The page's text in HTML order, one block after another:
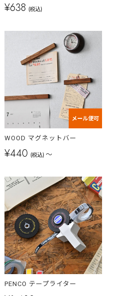
¥638 (税込)
メール便可
WOOD マグネットバー
¥440 (税込) ～
PENCO テープライター